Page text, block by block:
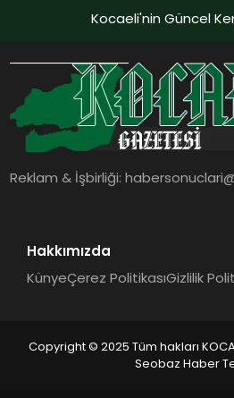
Kocaeli'nin Güncel
Reklam & İşbirliği:
Hakkımızda
KünyeÇerez PolitikasıGizlilik
Copyright © 2025 Tüm hakları
Seobaz Haber